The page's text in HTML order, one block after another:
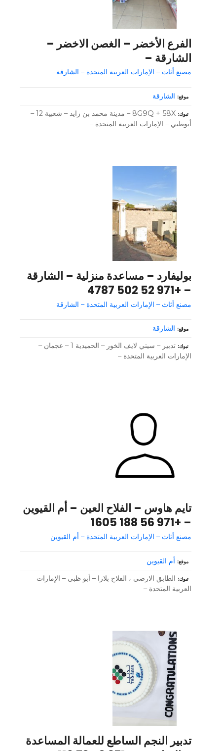
الفرع الأخضر – الغصن الاخضر –
الشارقة –
مصنع أثاث – الإمارات العربية المتحدة – الشارقة
موقع الشارقة
تبوك
8G9Q + 58X – مدينة محمد بن زايد – شعبية 12 –
أبوظبي – الإمارات العربية المتحدة –
بوليفارد – مساعدة منزلية – الشارقة
– +971 52 502 4787
مصنع أثاث – الإمارات العربية المتحدة – الشارقة
موقع الشارقة
تبوك
تدبير – سيتي لايف الخور – الحميدية 1 – عجمان –
الإمارات العربية المتحدة –
تايم هاوس – الفلاح العين – أم القيوين
– +971 56 188 1605
مصنع أثاث – الإمارات العربية المتحدة – أم القيوين
موقع أم القيوين
تبوك
الطابق الارضي ، الفلاح بلازا – أبو ظبي – الإمارات
العربية المتحدة –
تدبير النجم الساطع للعمالة المساعدة